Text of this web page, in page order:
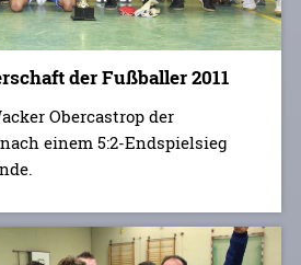
der Fußballer 2011
Obercastrop der
einem 5:2-Endspielsieg